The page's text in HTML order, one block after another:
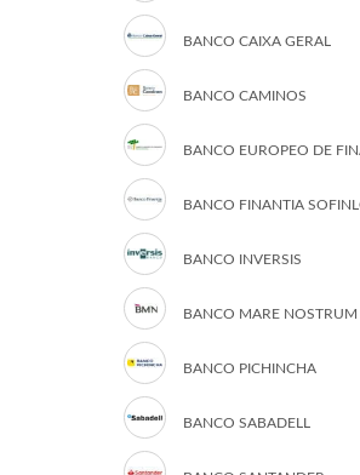
BANCO CAIXA GERAL
BANCO CAMINOS
BANCO EUROPEO DE
BANCO FINANTIA
BANCO INVERSIS
BANCO MARE NOSTRUM
BANCO PICHINCHA
BANCO SABADELL